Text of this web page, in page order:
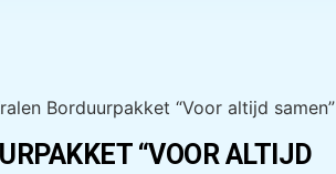
Borduurpakket “Voor altijd samen”
“VOOR ALTIJD